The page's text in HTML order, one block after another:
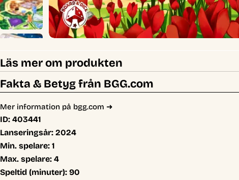
Läs mer om produkten
Fakta & Betyg från BGG.com
Mer information på bgg.com ➜
ID: 403441
Lanseringsår: 2024
Min. spelare: 1
Max. spelare: 4
Speltid (minuter): 90